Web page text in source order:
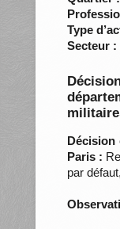
Type
Secteur :
Paris :
par